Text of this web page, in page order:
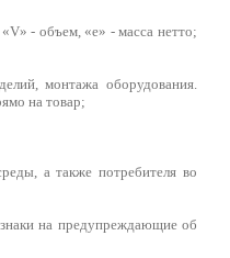
- объем, «е» - масса нетто;
монтажа оборудования.
на товар;
а также потребителя во
на предупреждающие об